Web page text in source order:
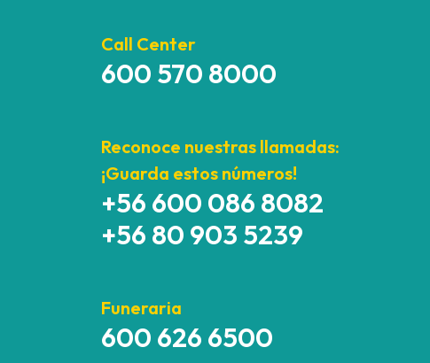
Call Center
600 570 8000
Reconoce nuestras llamadas:
¡Guarda estos números!
+56 600 086 8082
+56 80 903 5239
Funeraria
600 626 6500